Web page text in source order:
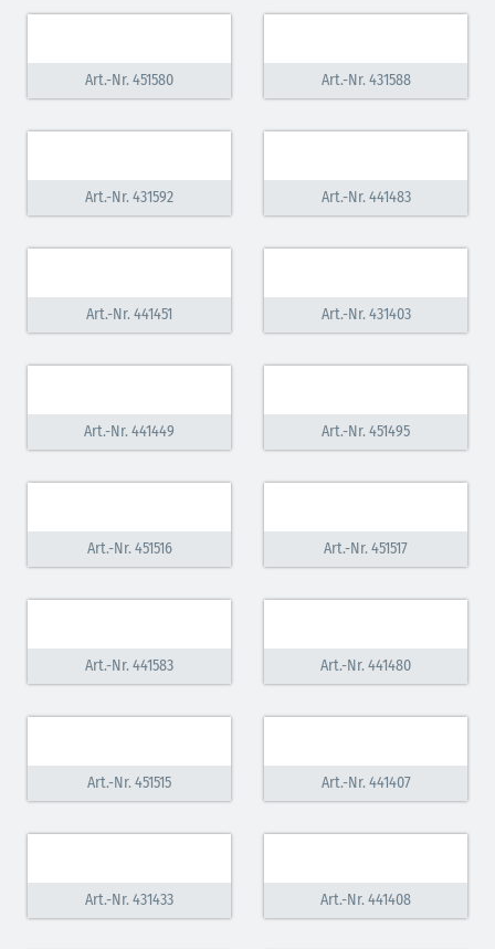
Art.-Nr. 451580 Art.-Nr. 431588
Art.-Nr. 431592 Art.-Nr. 441483
Art.-Nr. 441451 Art.-Nr. 431403
Art.-Nr. 441449 Art.-Nr. 451495
Art.-Nr. 451516 Art.-Nr. 451517
Art.-Nr. 441583 Art.-Nr. 441480
Art.-Nr. 451515 Art.-Nr. 441407
Art.-Nr. 431433 Art.-Nr. 441408